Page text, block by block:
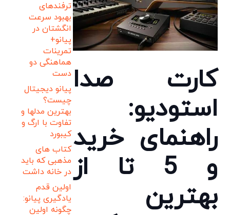
کارت صدا
استودیو:
راهنمای خرید
و 5 تا از
بهترین
ترفندهای
بهبود سرعت
انگشتان در
پیانو+
تمرینات
هماهنگی دو
دست
پیانو دیجیتال
چیست؟
بهترین مدلها و
تفاوت با ارگ و
کیبورد
کتاب های
مذهبی که باید
در خانه داشت
اولین قدم
یادگیری پیانو:
چگونه اولین